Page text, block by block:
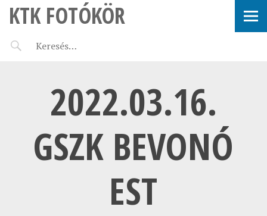
KTK FOTÓKÖR
2022.03.16.
GSZK BEVONÓ
EST